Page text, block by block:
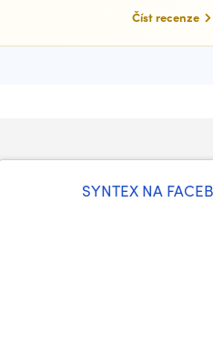
Číst recenze
SYNTEX NA